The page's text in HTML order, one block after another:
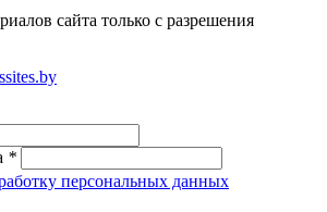
сайта только с разрешения
*
персональных данных